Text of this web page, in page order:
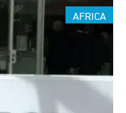
AFRICA